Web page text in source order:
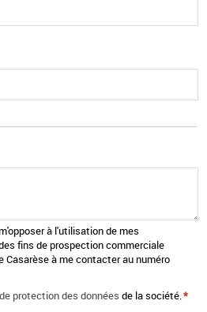
à l'utilisation de mes
fins de prospection commerciale
Casarèse à me contacter au numéro
protection des données de la société.*